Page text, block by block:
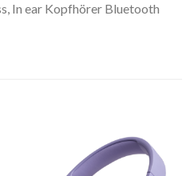
In ear Kopfhörer Bluetooth